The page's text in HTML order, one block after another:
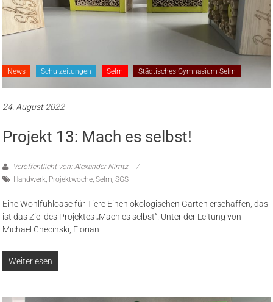
News Schulzeitungen Selm Städtisches Gymnasium Selm
24. August 2022
Projekt 13: Mach es selbst!
Veröffentlicht von: Alexander Nimtz
Handwerk Projektwoche ,Selm ,SGS
Eine Wohlfühloase für Tiere Einen ökologischen Garten erschaffen, das
ist das Ziel des Projektes „Mach es selbst“. Unter der Leitung von
Michael Checinski, Florian
Weiterlesen